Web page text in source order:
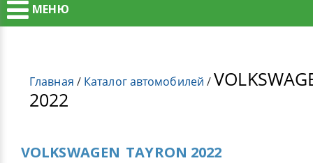
МЕНЮ
Главная / Каталог автомобилей /
2022
VOLKSWAGEN TAYRON 2022